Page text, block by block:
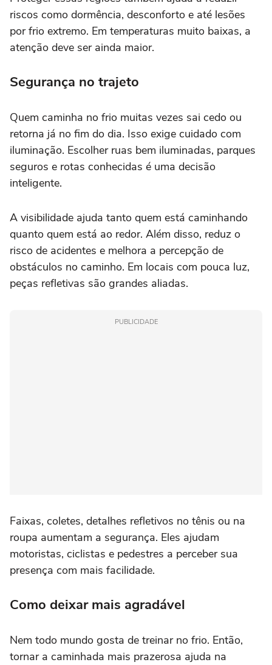
riscos como dormência, desconforto e até lesões
por frio extremo. Em temperaturas muito baixas, a
atenção deve ser ainda maior.
Segurança no trajeto
Quem caminha no frio muitas vezes sai cedo ou
retorna já no fim do dia. Isso exige cuidado com
iluminação. Escolher ruas bem iluminadas, parques
seguros e rotas conhecidas é uma decisão
inteligente.
A visibilidade ajuda tanto quem está caminhando
quanto quem está ao redor. Além disso, reduz o
risco de acidentes e melhora a percepção de
obstáculos no caminho. Em locais com pouca luz,
peças refletivas são grandes aliadas.
PUBLICIDADE
Faixas, coletes, detalhes refletivos no tênis ou na
roupa aumentam a segurança. Eles ajudam
motoristas, ciclistas e pedestres a perceber sua
presença com mais facilidade.
Como deixar mais agradável
Nem todo mundo gosta de treinar no frio. Então,
tornar a caminhada mais prazerosa ajuda na